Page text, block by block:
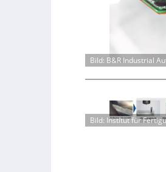
Bild: B&R Industrial
Bild: Institut für